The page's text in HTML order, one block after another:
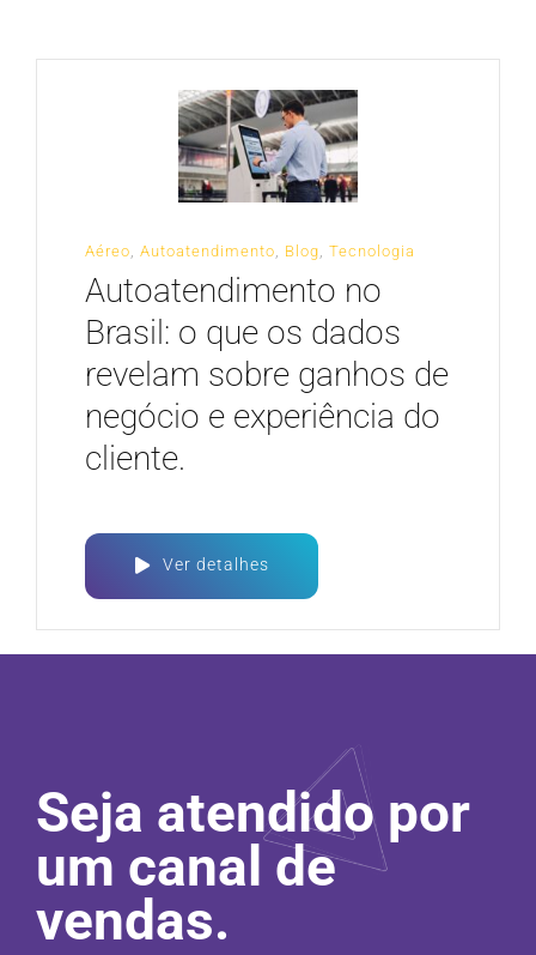
Aéreo, Autoatendimento, Blog, Tecnologia
Autoatendimento no
Brasil: o que os dados
revelam sobre ganhos de
negócio e experiência do
cliente.
Ver detalhes
Seja atendido por
um canal de
vendas.